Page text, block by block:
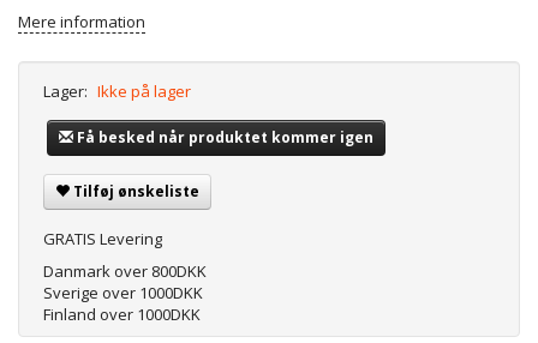
Mere information
Lager: Ikke på lager
Få besked når produktet kommer igen
Tilføj ønskeliste
GRATIS Levering
Danmark over 800DKK
Sverige over 1000DKK
Finland over 1000DKK